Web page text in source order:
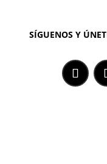
SÍGUENOS Y